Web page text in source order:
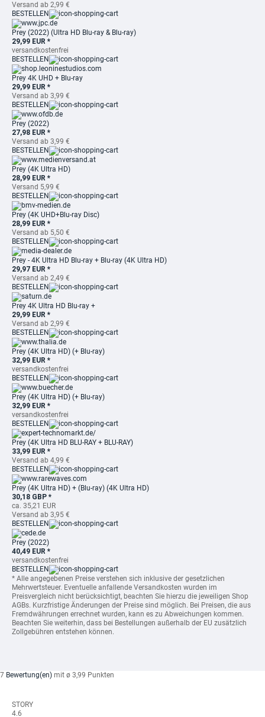
Versand ab 2,99 €
BESTELLEN
Prey (2022) (Ultra HD Blu-ray & Blu-ray)
29,99 EUR *
versandkostenfrei
BESTELLEN
Prey 4K UHD + Blu-ray
29,99 EUR *
Versand ab 3,99 €
BESTELLEN
Prey (2022)
27,98 EUR *
Versand ab 3,99 €
BESTELLEN
Prey (4K Ultra HD)
28,99 EUR *
Versand 5,99 €
BESTELLEN
Prey (4K UHD+Blu-ray Disc)
28,99 EUR *
Versand ab 5,50 €
BESTELLEN
Prey - 4K Ultra HD Blu-ray + Blu-ray (4K Ultra HD)
29,97 EUR *
Versand ab 2,49 €
BESTELLEN
Prey 4K Ultra HD Blu-ray +
29,99 EUR *
Versand ab 2,99 €
BESTELLEN
Prey (4K Ultra HD) (+ Blu-ray)
32,99 EUR *
versandkostenfrei
BESTELLEN
Prey (4K Ultra HD) (+ Blu-ray)
32,99 EUR *
versandkostenfrei
BESTELLEN
Prey (4K Ultra HD BLU-RAY + BLU-RAY)
33,99 EUR *
Versand ab 4,99 €
BESTELLEN
Prey (4K Ultra HD) + (Blu-ray) (4K Ultra HD)
30,18 GBP *
ca. 35,21 EUR
Versand ab 3,95 €
BESTELLEN
Prey (2022)
40,49 EUR *
versandkostenfrei
BESTELLEN
* Alle angegebenen Preise verstehen sich inklusive der gesetzlichen
Mehrwertsteuer. Eventuelle anfallende Versandkosten wurden im
Preisvergleich nicht berücksichtigt, beachten Sie hierzu die jeweiligen Shop
AGBs. Kurzfristige Änderungen der Preise sind möglich. Bei Preisen, die aus
Fremdwährungen errechnet wurden, kann es zu Abweichungen kommen.
Beachten Sie weiterhin, dass bei Bestellungen außerhalb der EU zusätzlich
Zollgebühren entstehen können.
7 Bewertung(en) mit ø 3,99 Punkten
STORY
4.6